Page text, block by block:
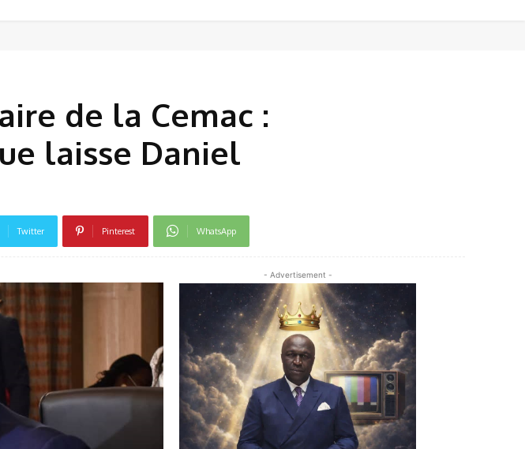
de la Cemac :
laisse Daniel
Twitter Pinterest WhatsApp
- Advertisement -